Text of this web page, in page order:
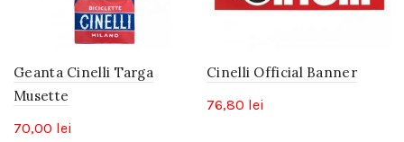
Geanta Cinelli Targa
Musette
70,00 lei
Cinelli Official Banner
76,80 lei